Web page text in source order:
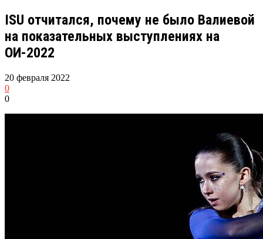
ISU отчитался, почему не было Валиевой
на показательных выступлениях на
ОИ-2022
20 февраля 2022
0
0